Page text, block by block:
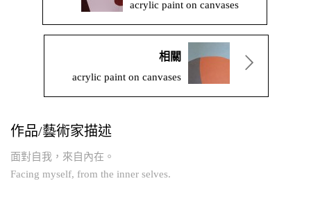
acrylic paint on canvases
相關
acrylic paint on canvases
作品/藝術家描述
面對自我，來自內在。
Facing myself, from the inner selves.